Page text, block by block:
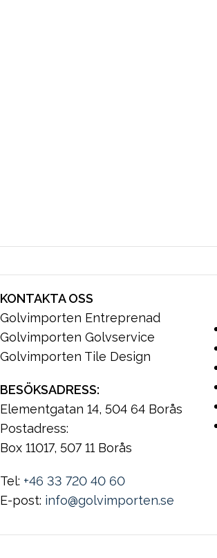
KONTAKTA OSS
Golvimporten Entreprenad
Golvimporten Golvservice
Golvimporten Tile Design
BESÖKSADRESS:
Elementgatan 14, 504 64 Borås
Postadress:
Box 11017, 507 11 Borås
Tel: +46 33 720 40 60
E-post: info@golvimporten.se